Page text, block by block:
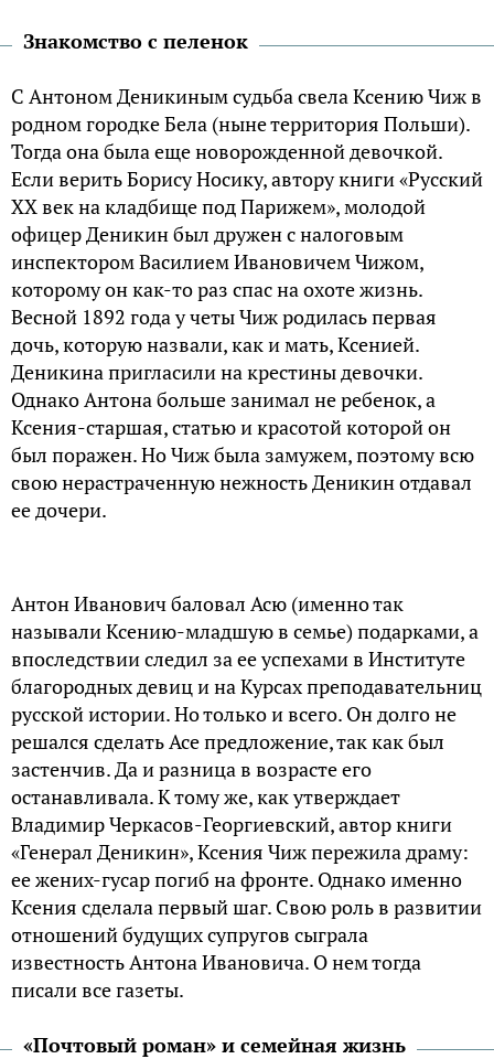
Знакомство с пеленок
С Антоном Деникиным судьба свела Ксению Чиж в
родном городке Бела (ныне территория Польши).
Тогда она была еще новорожденной девочкой.
Если верить Борису Носику, автору книги «Русский
ХХ век на кладбище под Парижем», молодой
офицер Деникин был дружен с налоговым
инспектором Василием Ивановичем Чижом,
которому он как-то раз спас на охоте жизнь.
Весной 1892 года у четы Чиж родилась первая
дочь, которую назвали, как и мать, Ксенией.
Деникина пригласили на крестины девочки.
Однако Антона больше занимал не ребенок, а
Ксения-старшая, статью и красотой которой он
был поражен. Но Чиж была замужем, поэтому всю
свою нерастраченную нежность Деникин отдавал
ее дочери.
Антон Иванович баловал Асю (именно так
называли Ксению-младшую в семье) подарками, а
впоследствии следил за ее успехами в Институте
благородных девиц и на Курсах преподавательниц
русской истории. Но только и всего. Он долго не
решался сделать Асе предложение, так как был
застенчив. Да и разница в возрасте его
останавливала. К тому же, как утверждает
Владимир Черкасов-Георгиевский, автор книги
«Генерал Деникин», Ксения Чиж пережила драму:
ее жених-гусар погиб на фронте. Однако именно
Ксения сделала первый шаг. Свою роль в развитии
отношений будущих супругов сыграла
известность Антона Ивановича. О нем тогда
писали все газеты.
«Почтовый роман» и семейная жизнь